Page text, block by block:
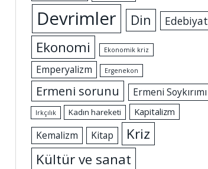
Devrimler Din Edebiyat
Ekonomi Ekonomik kriz
Emperyalizm Ergenekon
Ermeni sorunu Ermeni Soykırımı
Irkçılık Kadın hareketi Kapitalizm
Kemalizm Kitap
Kriz
Kültür ve sanat